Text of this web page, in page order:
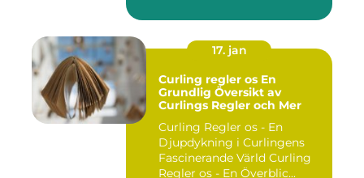
17. jan
Curling regler os En
Grundlig Översikt av
Curlings Regler och Mer
Curling Regler os - En
Djupdykning i Curlingens
Fascinerande Värld Curling
Regler os - En Överblic...